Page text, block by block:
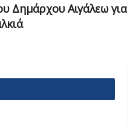
Δημάρχου Αιγάλεω για